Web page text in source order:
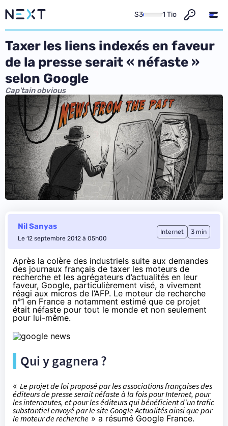
S3 1 Tio
Taxer les liens indexés en faveur
de la presse serait « néfaste »
selon Google
Cap'tain obvious
Nil Sanyas
Le 12 septembre 2012 à 05h00
Internet 3 min
Après la colère des industriels suite aux demandes
des journaux français de taxer les moteurs de
recherche et les agrégateurs d’actualités en leur
faveur, Google, particulièrement visé, a vivement
réagi aux micros de l’AFP. Le moteur de recherche
n°1 en France a notamment estimé que ce projet
était néfaste pour tout le monde et non seulement
pour lui-même.
Qui y gagnera ?
« Le projet de loi proposé par les associations françaises des
éditeurs de presse serait néfaste à la fois pour Internet, pour
les internautes, et pour les éditeurs qui bénéficient d'un trafic
substantiel envoyé par le site Google Actualités ainsi que par
le moteur de recherche » a résumé Google France.